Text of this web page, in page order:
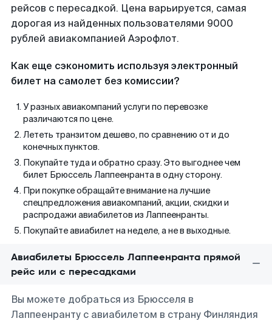
рейсов с пересадкой. Цена варьируется, самая
дорогая из найденных пользователями 9000
рублей авиакомпанией Аэрофлот.
Как еще сэкономить используя электронный
билет на самолет без комиссии?
У разных авиакомпаний услуги по перевозке
различаются по цене.
Лететь транзитом дешево, по сравнению от и до
конечных пунктов.
Покупайте туда и обратно сразу. Это выгоднее чем
билет Брюссель Лаппеенранта в одну сторону.
При покупке обращайте внимание на лучшие
спецпредложения авиакомпаний, акции, скидки и
распродажи авиабилетов из Лаппеенранты.
Покупайте авиабилет на неделе, а не в выходные.
Авиабилеты Брюссель Лаппеенранта прямой
рейс или с пересадками
Вы можете добраться из Брюсселя в
Лаппеенранту с авиабилетом в страну Финляндия